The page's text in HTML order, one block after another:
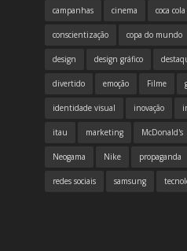
campanhas cinema coca cola
conscientização copa do mundo
design design gráfico
divertido emoção Filme
identidade visual inovação
itau marketing McDonald's
Neogama Nike propaganda
redes sociais samsung